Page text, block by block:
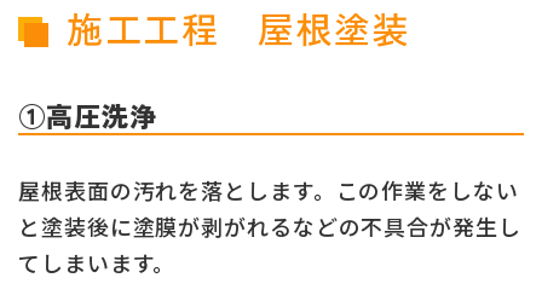
施工工程 屋根塗装
①高圧洗浄
屋根表面の汚れを落とします。この作業をしない
と塗装後に塗膜が剥がれるなどの不具合が発生し
てしまいます。